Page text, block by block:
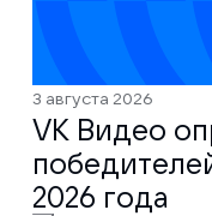
3 августа 2026
VK Видео
2026 года